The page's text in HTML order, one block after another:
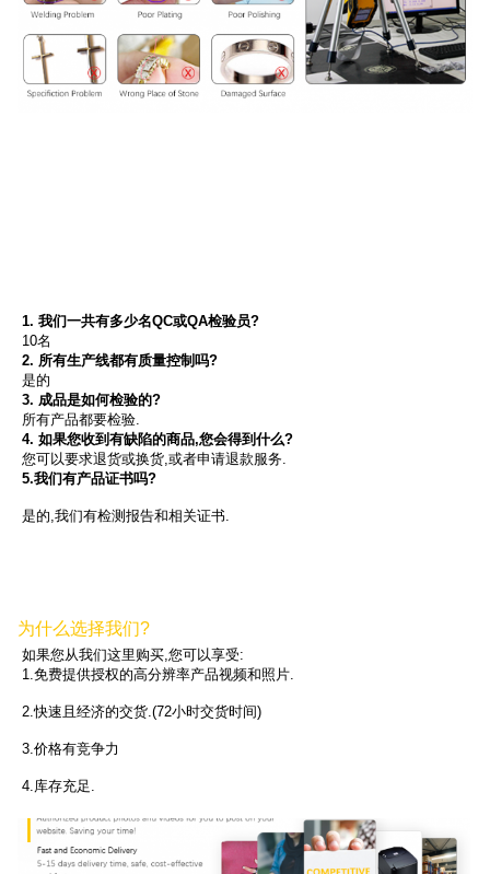
1. 我们一共有多少名QC或QA检验员?
10名
2. 所有生产线都有质量控制吗?
是的
3. 成品是如何检验的?
所有产品都要检验.
4. 如果您收到有缺陷的商品,您会得到什么?
您可以要求退货或换货,或者申请退款服务.
5.我们有产品证书吗?
是的,我们有检测报告和相关证书.
为什么选择我们?
如果您从我们这里购买,您可以享受:
1.免费提供授权的高分辨率产品视频和照片.
2.快速且经济的交货.(72小时交货时间)
3.价格有竞争力
4.库存充足.